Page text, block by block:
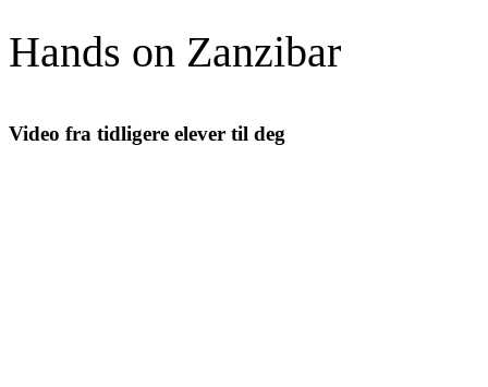
Hands on Zanzibar
Video fra tidligere elever til deg